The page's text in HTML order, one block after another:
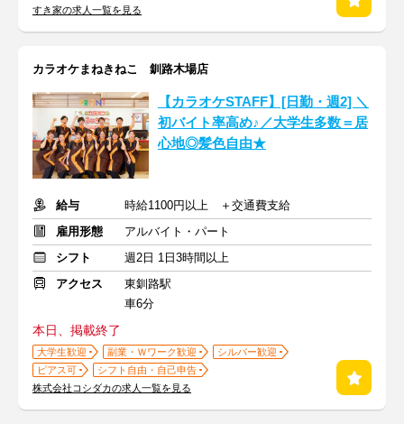
すき家の求人一覧を見る
カラオケまねきねこ 釧路木場店
【カラオケSTAFF】[日勤・週2] ＼
初バイト率高め♪／大学生多数＝居
心地◎髪色自由★
給与
時給1100円以上 ＋交通費支給
雇用形態
アルバイト・パート
シフト
週2日 1日3時間以上
アクセス
東釧路駅
車6分
本日、掲載終了
大学生歓迎 副業・Ｗワーク歓迎
シルバー歓迎
ピアス可
シフト自由・自己申告
株式会社コシダカの求人一覧を見る